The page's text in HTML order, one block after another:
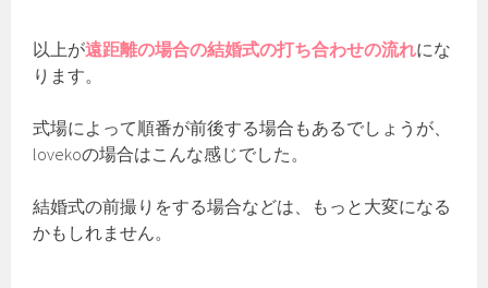
以上が遠距離の場合の結婚式の打ち合わせの流れにな
ります。
式場によって順番が前後する場合もあるでしょうが、
lovekoの場合はこんな感じでした。
結婚式の前撮りをする場合などは、もっと大変になる
かもしれません。